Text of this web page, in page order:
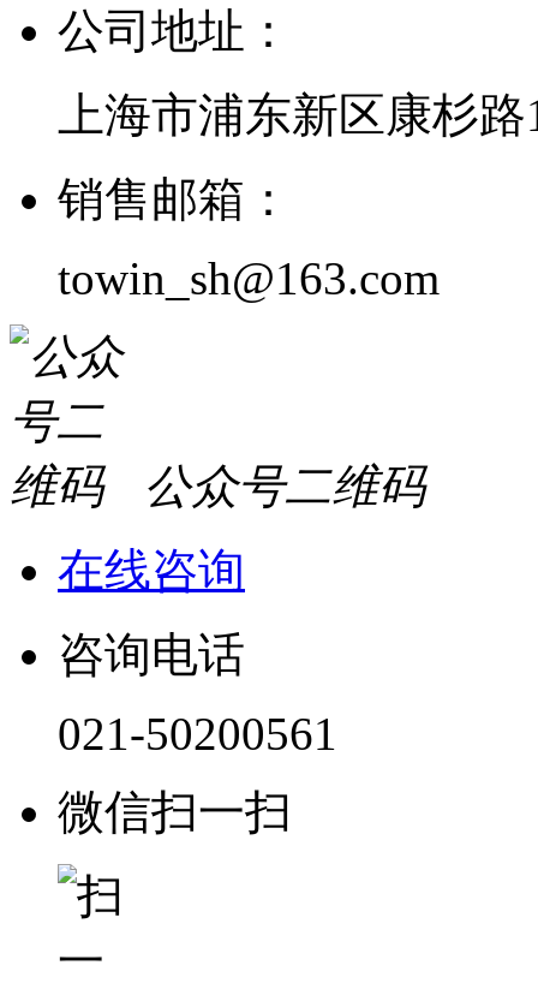
公司地址：
上海市浦东新区康杉
销售邮箱：
towin_sh@163.com
公众号二维码
在线咨询
咨询电话
021-50200561
微信扫一扫